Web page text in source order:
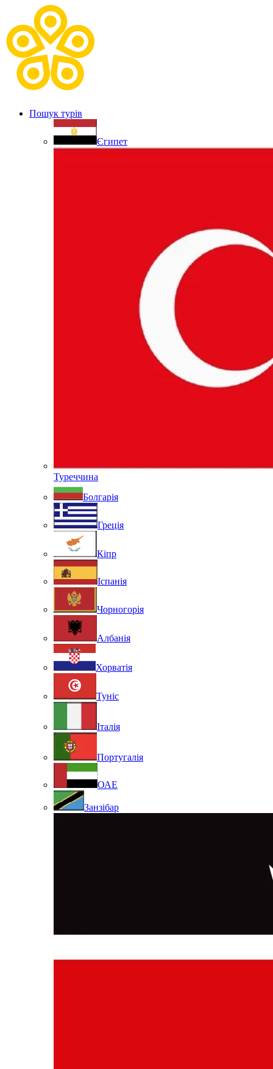
Пошук турів
Єгипет
Туреччина
Болгарія
Греція
Кіпр
Іспанія
Чорногорія
Албанія
Хорватія
Туніс
Італія
Португалія
ОАЕ
Занзібар